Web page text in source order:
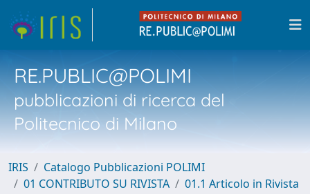
RE.PUBLIC@POLIMI
pubblicazioni di ricerca del
Politecnico di Milano
IRIS
Catalogo Pubblicazioni POLIMI
01 CONTRIBUTO SU RIVISTA
01.1 Articolo in Rivista